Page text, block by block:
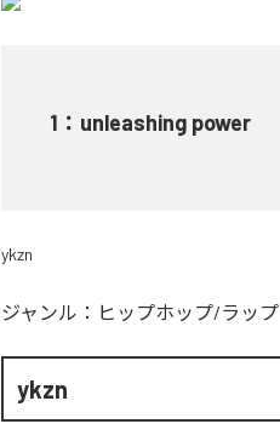
1 ： unleashing power
ykzn
ジャンル： ヒップホップ/ラップ
ykzn